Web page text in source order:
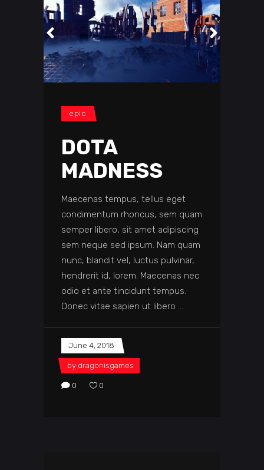
epic
DOTA
MADNESS
Maecenas tempus, tellus eget
condimentum rhoncus, sem quam
semper libero, sit amet adipiscing
sem neque sed ipsum. Nam quam
nunc, blandit vel, luctus pulvinar,
hendrerit id, lorem. Maecenas nec
odio et ante tincidunt tempus.
Donec vitae sapien ut libero
June 4, 2018
by dragonisgames
0 0